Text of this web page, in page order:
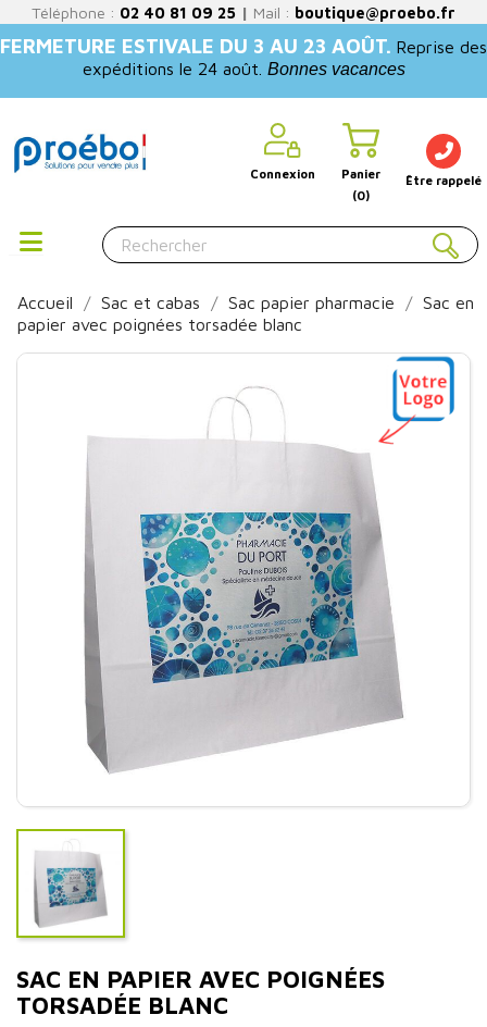
Téléphone : 02 40 81 09 25 | Mail : boutique@proebo.fr
FERMETURE ESTIVALE DU 3 AU 23 AOÛT. Reprise des
expéditions le 24 août. Bonnes vacances
Connexion
Panier
(0)
Être rappelé
Accueil Sac et cabas Sac papier pharmacie
Sac en
papier avec poignées torsadée blanc
SAC EN PAPIER AVEC POIGNÉES
TORSADÉE BLANC